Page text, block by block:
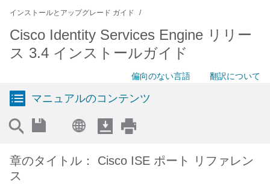
インストールとアップグレード ガイド
Cisco Identity Services Engine リリー
ス 3.4 インストールガイド
偏向のない言語 翻訳について
マニュアルのコンテンツ
章のタイトル： Cisco ISE ポート リファレン
ス